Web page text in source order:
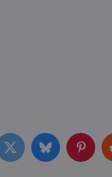
TwitterBluesky